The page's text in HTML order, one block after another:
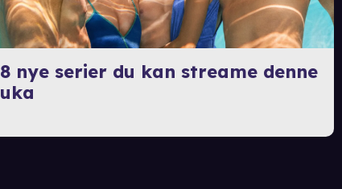
8 nye serier du kan streame denne
uka